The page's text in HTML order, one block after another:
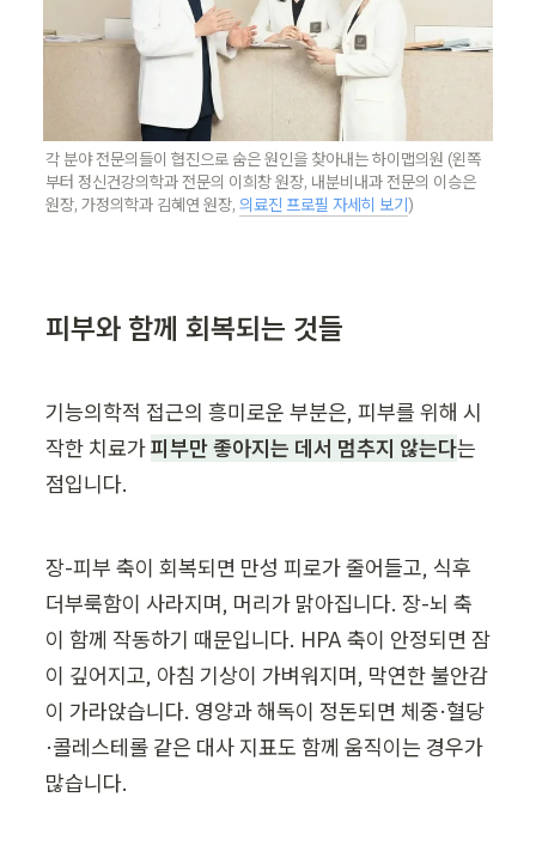
각 분야 전문의들이 협진으로 숨은 원인을 찾아내는 하이맵의원 (왼쪽
부터 정신건강의학과 전문의 이희창 원장, 내분비내과 전문의 이승은
원장, 가정의학과 김혜연 원장, 의료진 프로필 자세히 보기)
피부와 함께 회복되는 것들
기능의학적 접근의 흥미로운 부분은, 피부를 위해 시
작한 치료가 피부만 좋아지는 데서 멈추지 않는다는
점입니다.
장-피부 축이 회복되면 만성 피로가 줄어들고, 식후
더부룩함이 사라지며, 머리가 맑아집니다. 장-뇌 축
이 함께 작동하기 때문입니다. HPA 축이 안정되면 잠
이 깊어지고, 아침 기상이 가벼워지며, 막연한 불안감
이 가라앉습니다. 영양과 해독이 정돈되면 체중·혈당
·콜레스테롤 같은 대사 지표도 함께 움직이는 경우가
많습니다.